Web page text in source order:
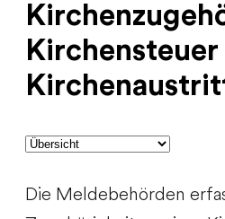
Kirchensteuer
Die Meldebehörden